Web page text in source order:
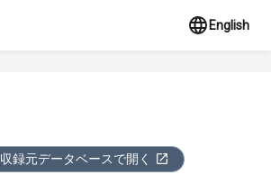
English
収録元データベースで開く